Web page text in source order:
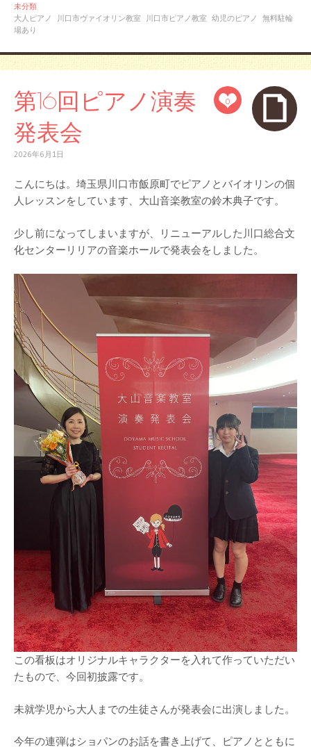
未分類
大人ピアノ
川口市ヴァイオリン教室 川口市ピアノ教室 幼児のピアノ
無料駐輪
場あり
0
第16回ピアノ演奏
発表会
2026年6月1日
こんにちは。埼玉県川口市飯原町でピアノとバイオリンの個
人レッスンをしています、大山音楽教室の鈴木典子です。
少し前になってしまいますが、リニューアルした川口総合文
化センターリリアの音楽ホールで発表会をしました。
この看板はオリジナルキャラクターを入れて作っていただい
たもので、今回初披露です。
未就学児から大人までの生徒さんが発表会に出演しました。
今年の連弾はショパンのお話を書き上げて、ピアノとともに